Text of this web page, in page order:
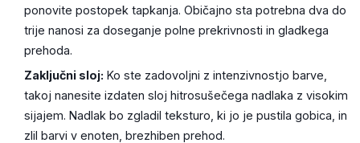
ponovite postopek tapkanja. Običajno sta potrebna dva do
trije nanosi za doseganje polne prekrivnosti in gladkega
prehoda.
Zaključni sloj: Ko ste zadovoljni z intenzivnostjo barve,
takoj nanesite izdaten sloj hitrosušečega nadlaka z visokim
sijajem. Nadlak bo zgladil teksturo, ki jo je pustila gobica, in
zlil barvi v enoten, brezhiben prehod.